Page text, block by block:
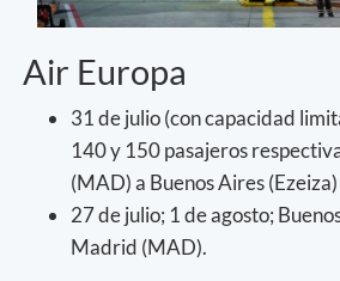
Air Europa
31 de julio (con capacidad
140 y 150 pasajeros
(MAD) a Buenos Aires (Ezeiza)
27 de julio; 1 de agosto;
Madrid (MAD).